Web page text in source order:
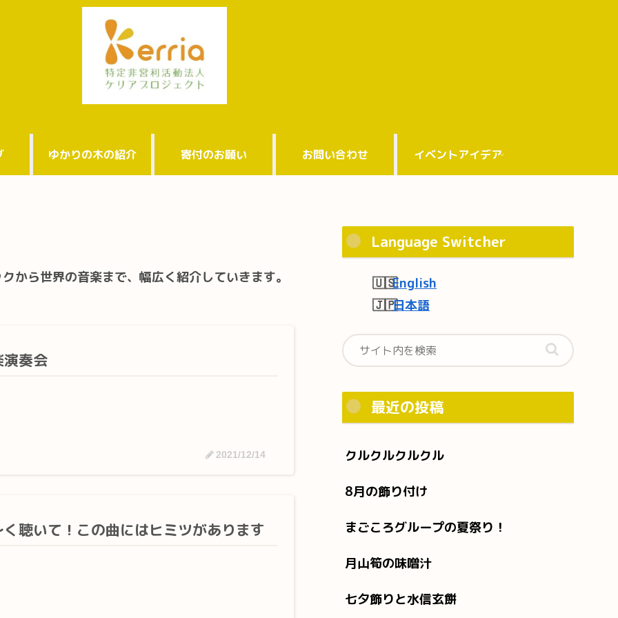
ゆかりの木の紹介 寄付のお願い お問い合わせ イベントアイデア
から世界の音楽まで、幅広く紹介していきます。
演奏会
2021/12/14
聴いて！この曲にはヒミツがあります
Language Switcher
English
日本語
最近の投稿
クルクルクルクル
8月の飾り付け
まごころグループの夏祭り！
月山筍の味噌汁
七夕飾りと水信玄餅